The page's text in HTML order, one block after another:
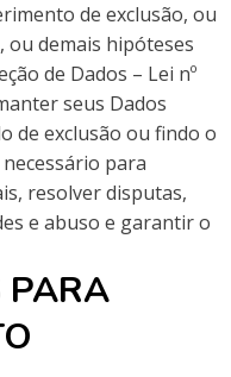
de exclusão, ou
demais hipóteses
de Dados – Lei nº
seus Dados
de exclusão ou findo o
para
resolver disputas,
e abuso e garantir o
PARA